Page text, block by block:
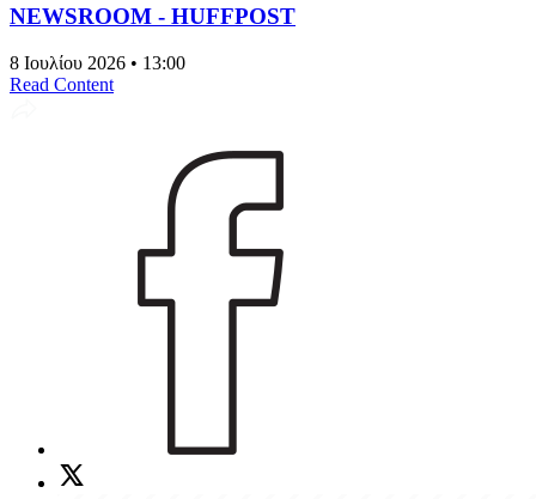
NEWSROOM - HUFFPOST
8 Ιουλίου 2026 • 13:00
Read Content